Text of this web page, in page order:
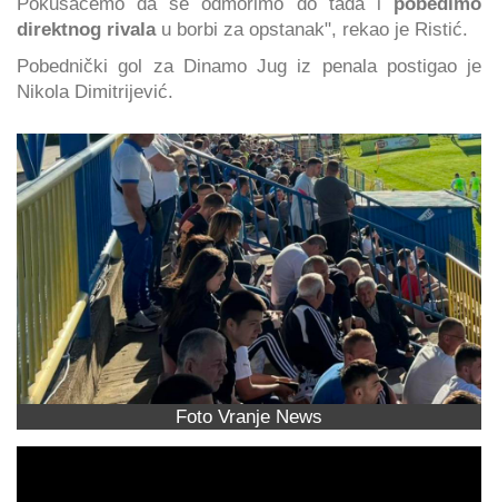
direktnog rivalau borbi za opstanak", rekao je Ristić.
Pobednički gol za Dinamo Jug iz penala postigao je
Nikola Dimitrijević.
Foto Vranje News